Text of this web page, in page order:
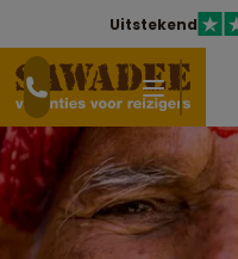
Uitstekend